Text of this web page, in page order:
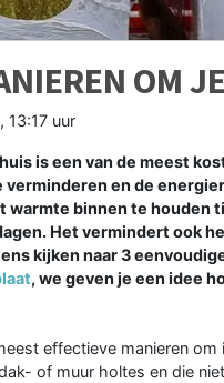
OM
13:17 uur
is een van de meest
en de
binnen te houden
Het vermindert ook
kijken naar 3
, we geven je een idee
effectieve manieren
of muur holtes en die